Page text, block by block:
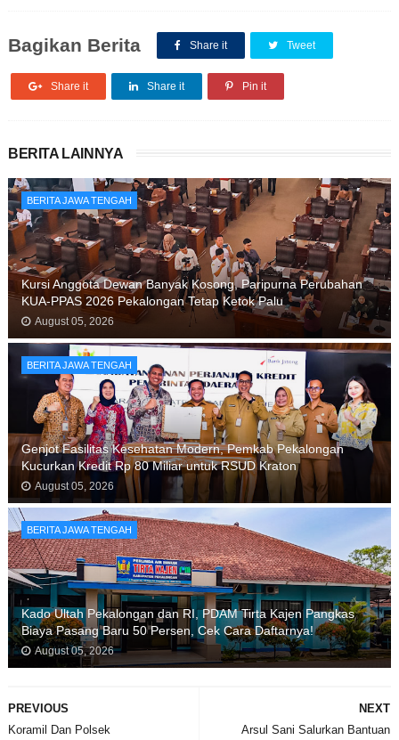
Bagikan Berita Share it Tweet
Share it Share it Pin it
BERITA LAINNYA
BERITA JAWA TENGAH
Kursi Anggota Dewan Banyak Kosong, Paripurna Perubahan
KUA-PPAS 2026 Pekalongan Tetap Ketok Palu
August 05, 2026
BERITA JAWA TENGAH
Genjot Fasilitas Kesehatan Modern, Pemkab Pekalongan
Kucurkan Kredit Rp 80 Miliar untuk RSUD Kraton
August 05, 2026
BERITA JAWA TENGAH
Kado Ultah Pekalongan dan RI, PDAM Tirta Kajen Pangkas
Biaya Pasang Baru 50 Persen, Cek Cara Daftarnya!
August 05, 2026
NEXT
Arsul Sani Salurkan Bantuan
PREVIOUS
Koramil Dan Polsek